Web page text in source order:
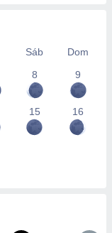
Sáb
Dom
8 9
15 16